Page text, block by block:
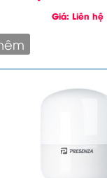
Giá: Liên hệ